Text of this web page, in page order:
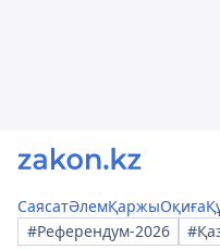
СаясатӘлемҚаржыОқиға
#Референдум-2026